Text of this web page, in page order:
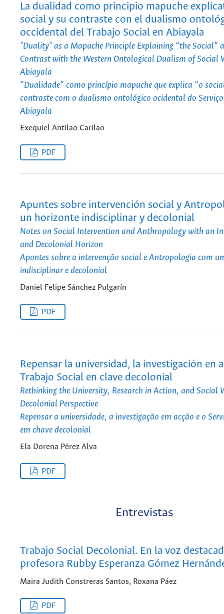
La dualidad como principio mapuche
social y su contraste con el dualismo
occidental del Trabajo Social en Abiayala
"Duality" as a Mapuche Principle Explaining “the Social”
Contrast with the Western Ontological Dualism of Social
Abiayala
“Dualidade” como princípio mapuche que explica “o
contraste com o dualismo ontológico ocidental do
Abiayala
Exequiel Antilao Carilao
PDF
Apuntes sobre intervención social y
un horizonte indisciplinar y decolonial
Notes on Social Intervention and Anthropology with an
and Decolonial Horizon
Apontes sobre a intervenção social e Antropologia com
indisciplinar e decolonial
Daniel Felipe Sánchez Pulgarín
PDF
Repensar la universidad, la investigación en
Trabajo Social en clave decolonial
Rethinking the University, Research in Action, and Social
Decolonial Perspective
Repensar a universidade, a investigação em acção e o
em chave decolonial
Ela Dorena Pérez Alva
PDF
Entrevistas
Trabajo Social Decolonial. En la voz
profesora Rubby Esperanza Gómez
Maira Judith Constreras Santos, Roxana Páez
PDF